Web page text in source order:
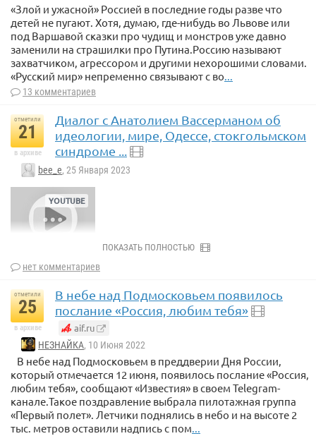
«Злой и ужасной» Россией в последние годы разве что
детей не пугают. Хотя, думаю, где-нибудь во Львове или
под Варшавой сказки про чудищ и монстров уже давно
заменили на страшилки про Путина.Россию называют
захватчиком, агрессором и другими нехорошими словами.
«Русский мир» непременно связывают с во...
13 комментариев
отметили
21
в архиве
Диалог с Анатолием Вассерманом об
идеологии, мире, Одессе, стокгольмском
синдроме ...
bee_e, 25 Января 2023
ПОКАЗАТЬ ПОЛНОСТЬЮ
нет комментариев
отметили
25
в архиве
В небе над Подмосковьем появилось
послание «Россия, любим тебя»
aif.ru
НЕЗНАЙКА, 10 Июня 2022
В небе над Подмосковьем в преддверии Дня России,
который отмечается 12 июня, появилось послание «Россия,
любим тебя», сообщают «Известия» в своем Telegram-
канале.Такое поздравление выбрала пилотажная группа
«Первый полет». Летчики поднялись в небо и на высоте 2
тыс. метров оставили надпись с пом...